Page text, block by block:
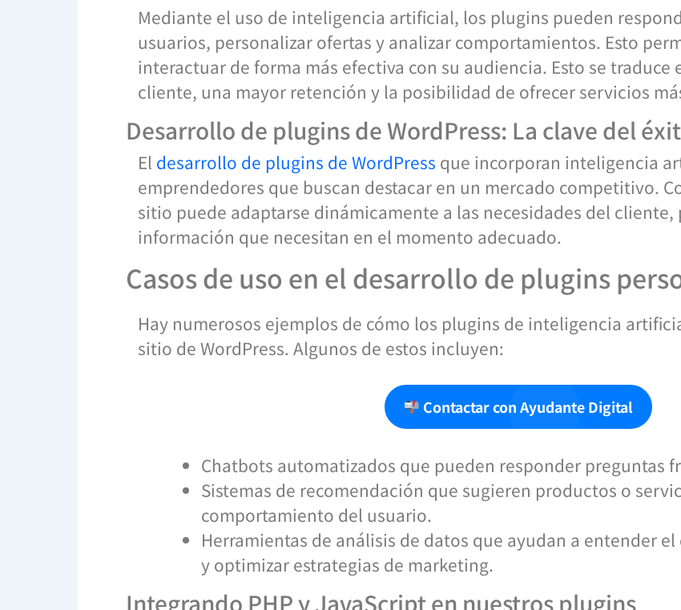
Mediante el uso de inteligencia artificial, los plugins pueden
usuarios, personalizar ofertas y analizar comportamientos. Esto
interactuar de forma más efectiva con su audiencia. Esto se
cliente, una mayor retención y la posibilidad de ofrecer servicios
Desarrollo de plugins de WordPress: La clave del
El desarrollo de plugins de WordPress que incorporan inteligencia
emprendedores que buscan destacar en un mercado competitivo.
sitio puede adaptarse dinámicamente a las necesidades del
información que necesitan en el momento adecuado.
Casos de uso en el desarrollo de plugins
Hay numerosos ejemplos de cómo los plugins de inteligencia
sitio de WordPress. Algunos de estos incluyen:
Contactar con Ayudante Digital
Chatbots automatizados que pueden responder preguntas
Sistemas de recomendación que sugieren productos o
comportamiento del usuario.
Herramientas de análisis de datos que ayudan a entender
y optimizar estrategias de marketing.
Integrando PHP y JavaScript en nuestros plugins